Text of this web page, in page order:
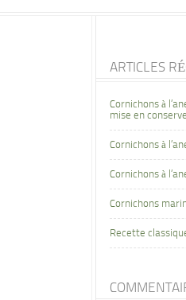
ARTICLES
Cornichons à
mise en
Cornichons à
Cornichons à
Cornichons
Recette